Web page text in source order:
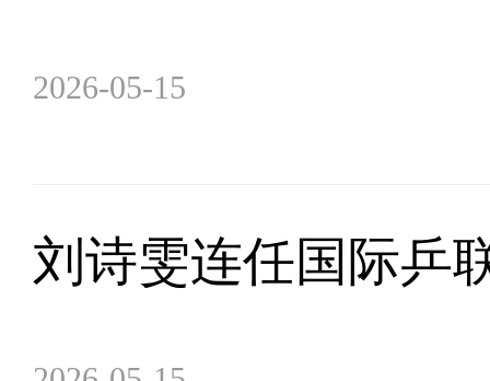
2026-05-15
刘诗雯连任国际乒